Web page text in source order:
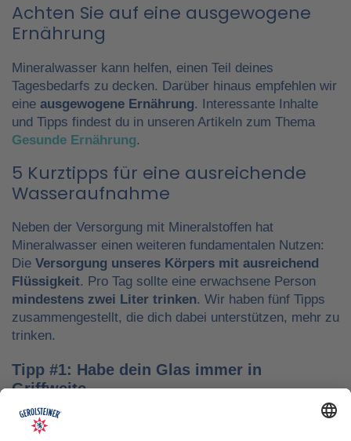
Achten Sie auf eine ausgewogene
Ernährung
Mineralwasser kann helfen, einen Teil deines
Tagesbedarfs zu decken. Darüber hinaus empfehlen wir
eine ausgewogene Ernährung. Interessante Inhalte
und Tipps findest du in unseren Artikeln zum Thema
Gesunde Ernährung.
5 Kurztipps für eine ausreichende
Wasseraufnahme
Neben der Versorgung mit Mineralstoffen hat
Mineralwasser einen weiteren fundamentalen Nutzen:
Die Versorgung unseres Körpers mit ausreichend
Flüssigkeit. Pro Tag sollte eine erwachsene Person
mindestens zwei Liter trinken. Wir haben fünf Tipps
zusammengestellt, die dich dabei unterstützen, mehr zu
trinken.
Tipp #1: Habe dein Glas immer in
Griffweite
Ob bei der Arbeit oder während der Freizeit: Wasser